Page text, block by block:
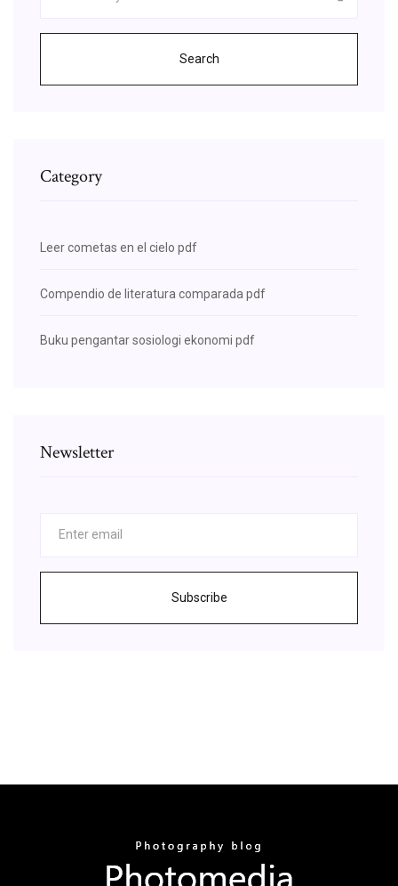
Search
Category
Leer cometas en el cielo pdf
Compendio de literatura comparada pdf
Buku pengantar sosiologi ekonomi pdf
Newsletter
Subscribe